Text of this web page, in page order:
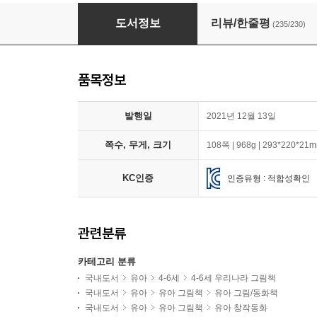
브로콜리지만 사랑받고 싶어 + 이파라파냐무냐
도서정보 리뷰/한줄평 (235/230)
품목정보
발행일 2021년 12월 13일
쪽수, 무게, 크기 108쪽 | 968g |
KC인증 인증유형 : 적합성확인
관련분류
카테고리 분류
국내도서 유아 4-6세
4-6세 우리나라 그림책
국내도서
유아 유아 그림책
유아 그림/동화책
국내도서
유아 유아 그림책
유아 창작동화